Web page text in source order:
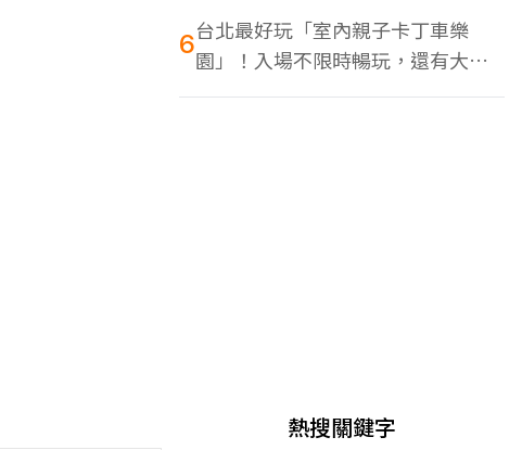
6台北最好玩「室內親子卡丁車樂
園」！入場不限時暢玩，還有大螢
幕Switch遊戲區
熱搜關鍵字